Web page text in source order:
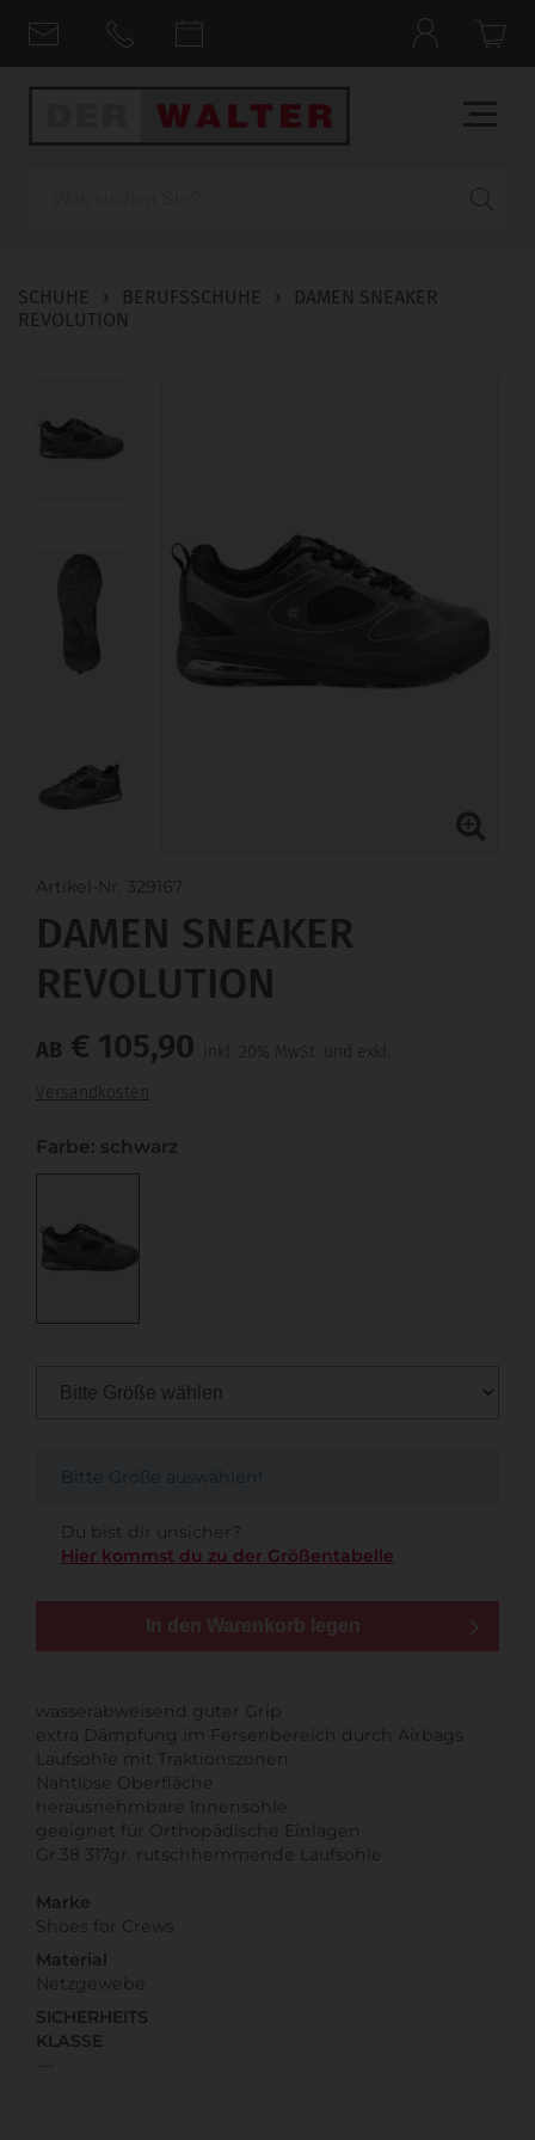
SCHUHE › BERUFSSCHUHE ›
DAMEN SNEAKER
REVOLUTION
Artikel-Nr. 329167
DAMEN SNEAKER
REVOLUTION
AB € 105,90
inkl. 20% MwSt. und exkl.
Versandkosten
Farbe: schwarz
Bitte Größe auswählen!
Du bist dir unsicher?
Hier kommst du zu der Größentabelle
In den Warenkorb legen
wasserabweisend guter Grip
extra Dämpfung im Fersenbereich durch Airbags
Laufsohle mit Traktionszonen
Nahtlose Oberfläche
herausnehmbare Innensohle
geeignet für Orthopädische Einlagen
Gr.38 317gr. rutschhemmende Laufsohle
Marke
Shoes for Crews
Material
Netzgewebe
SICHERHEITS
KLASSE